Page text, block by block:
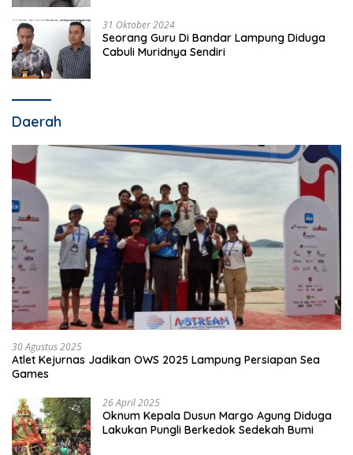
31 Oktober 2024
Seorang Guru Di Bandar Lampung Diduga
Cabuli Muridnya Sendiri
Daerah
30 Agustus 2025
Atlet Kejurnas Jadikan OWS 2025 Lampung Persiapan Sea
Games
26 April 2025
Oknum Kepala Dusun Margo Agung Diduga
Lakukan Pungli Berkedok Sedekah Bumi